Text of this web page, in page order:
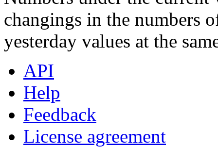
changings in the numbers
yesterday values at the
API
Help
Feedback
License agreement